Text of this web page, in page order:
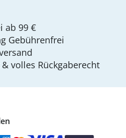
ab 99 €
Gebührenfrei
volles Rückgaberecht